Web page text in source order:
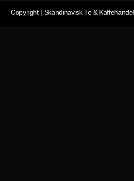
Copyright | Skandinavisk Te &